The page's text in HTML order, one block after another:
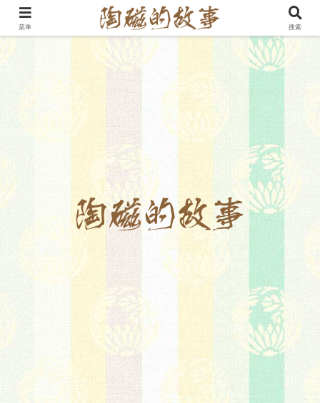
菜单 搜索